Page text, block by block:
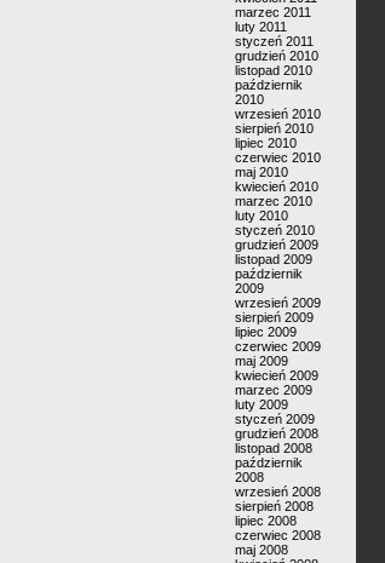
marzec 2011
luty 2011
styczeń 2011
grudzień 2010
listopad 2010
październik
2010
wrzesień 2010
sierpień 2010
lipiec 2010
czerwiec 2010
maj 2010
kwiecień 2010
marzec 2010
luty 2010
styczeń 2010
grudzień 2009
listopad 2009
październik
2009
wrzesień 2009
sierpień 2009
lipiec 2009
czerwiec 2009
maj 2009
kwiecień 2009
marzec 2009
luty 2009
styczeń 2009
grudzień 2008
listopad 2008
październik
2008
wrzesień 2008
sierpień 2008
lipiec 2008
czerwiec 2008
maj 2008